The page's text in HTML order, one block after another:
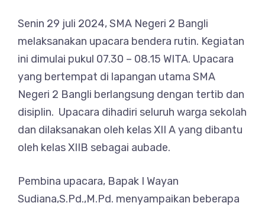
Senin 29 juli 2024, SMA Negeri 2 Bangli
melaksanakan upacara bendera rutin. Kegiatan
ini dimulai pukul 07.30 – 08.15 WITA. Upacara
yang bertempat di lapangan utama SMA
Negeri 2 Bangli berlangsung dengan tertib dan
disiplin. Upacara dihadiri seluruh warga sekolah
dan dilaksanakan oleh kelas XII A yang dibantu
oleh kelas XIIB sebagai aubade.
Pembina upacara, Bapak I Wayan
Sudiana,S.Pd.,M.Pd. menyampaikan beberapa